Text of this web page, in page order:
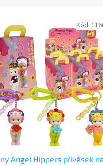
Angel Hippers přívěsek na
Kód: